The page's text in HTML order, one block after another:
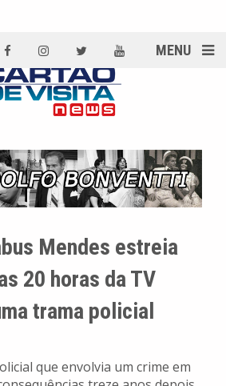
MENU
Mendes estreia
20 horas da TV
trama policial
que envolvia um crime em